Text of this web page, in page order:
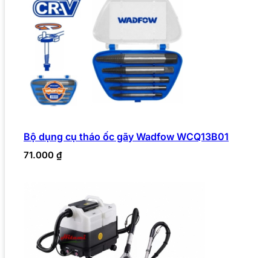
Bộ dụng cụ tháo ốc gãy Wadfow WCQ13B01
71.000 ₫